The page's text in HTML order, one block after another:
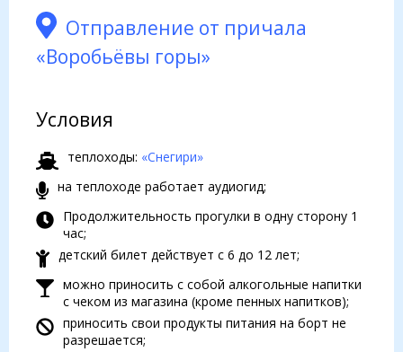
Отправление от причала
«Воробьёвы горы»
Условия
теплоходы: «Снегири»
на теплоходе работает аудиогид;
Продолжительность прогулки в одну сторону 1
час;
детский билет действует с 6 до 12 лет;
можно приносить с собой алкогольные напитки
с чеком из магазина (кроме пенных напитков);
приносить свои продукты питания на борт не
разрешается;